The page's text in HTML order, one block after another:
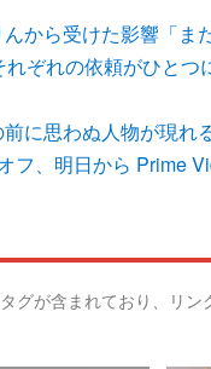
から受けた影響「ま
ぞれの依頼がひと
に思わぬ人物が現れ
、明日から Prime
グが含まれており、リ